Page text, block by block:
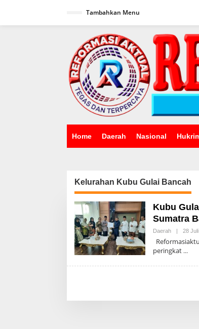
Tambahkan Menu
Home Daerah Nasional
Kelurahan Kubu Gulai Bancah
Kubu
Sumatra
Daerah | 28
peringkat